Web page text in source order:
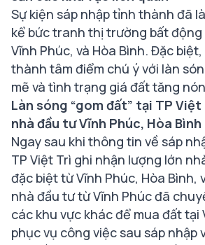
Sự kiện sáp nhập tỉnh thành đã
kể bức tranh thị trường bất động
Vĩnh Phúc, và Hòa Bình. Đặc
thành tâm điểm chú ý với làn
mẽ và tình trạng giá đất tăng
Làn sóng “gom đất” tại TP
nhà đầu tư Vĩnh Phúc, Hòa Bình
Ngay sau khi thông tin về sáp
TP Việt Trì ghi nhận lượng lớn
đặc biệt từ Vĩnh Phúc, Hòa Bình,
nhà đầu tư từ Vĩnh Phúc đã
các khu vực khác để mua đất tại
phục vụ công việc sau sáp nhập